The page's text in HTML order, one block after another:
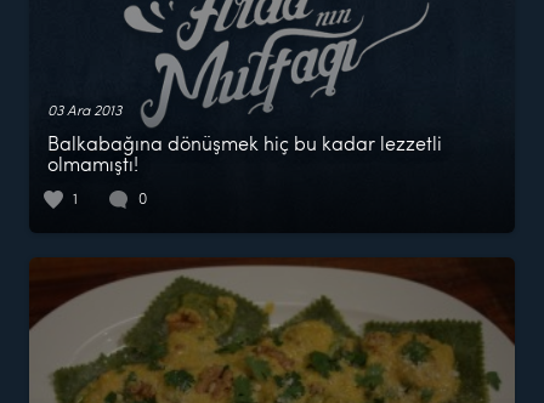
03 Ara 2013
Balkabağına dönüşmek hiç bu kadar lezzetli
olmamıştı!
1 0